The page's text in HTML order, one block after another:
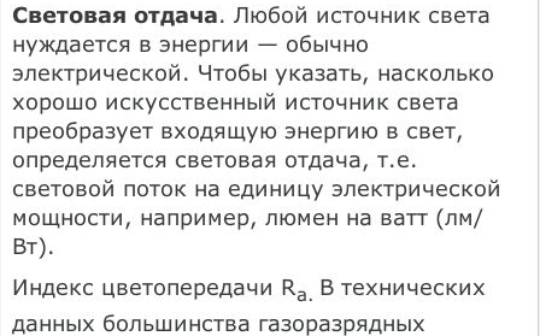
Световая отдача. Любой источник света
нуждается в энергии — обычно
электрической. Чтобы указать, насколько
хорошо искусственный источник света
преобразует входящую энергию в свет,
определяется световая отдача, т.е.
световой поток на единицу электрической
мощности, например, люмен на ватт (лм/
Вт).
Индекс цветопередачи Ra. В технических
данных большинства газоразрядных